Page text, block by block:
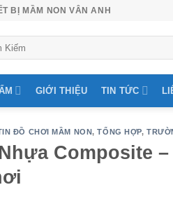
BỊ MẦM NON VÂN ANH
GIỚI THIỆU TIN TỨC
ĐỒ CHƠI MẦM NON,TỔNG HỢP,
Composite